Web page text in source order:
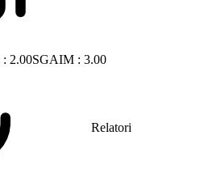
: 2.00SGAIM : 3.00
Relatori